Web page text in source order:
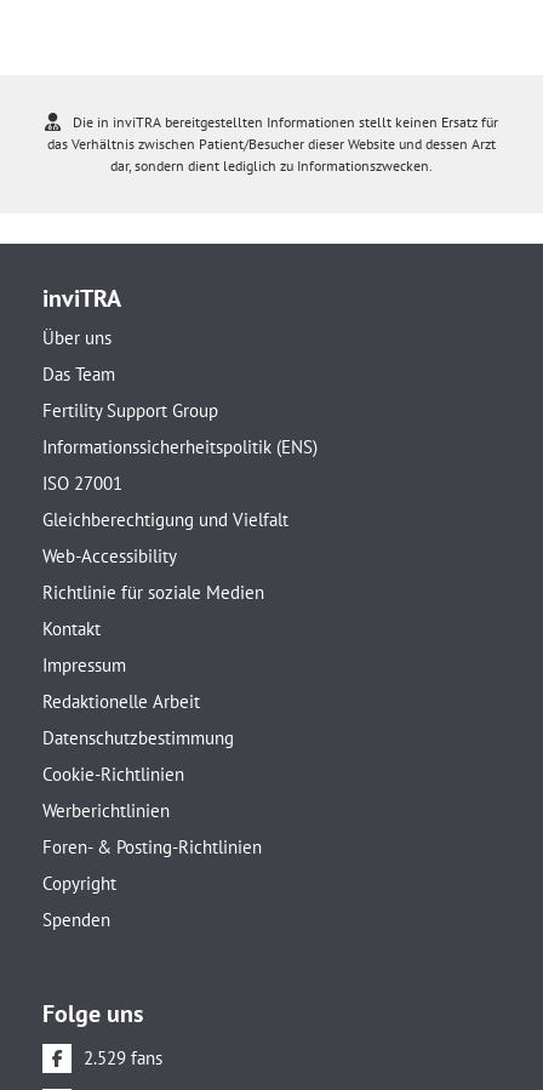
Die in inviTRA bereitgestellten Informationen stellt keinen Ersatz für
das Verhältnis zwischen Patient/Besucher dieser Website und dessen Arzt
dar, sondern dient lediglich zu Informationszwecken.
inviTRA
Über uns
Das Team
Fertility Support Group
Informationssicherheitspolitik (ENS)
ISO 27001
Gleichberechtigung und Vielfalt
Web-Accessibility
Richtlinie für soziale Medien
Kontakt
Impressum
Redaktionelle Arbeit
Datenschutzbestimmung
Cookie-Richtlinien
Werberichtlinien
Foren- & Posting-Richtlinien
Copyright
Spenden
Folge uns
2.529 fans